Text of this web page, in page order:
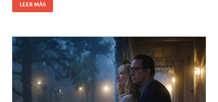
LEER MÁS